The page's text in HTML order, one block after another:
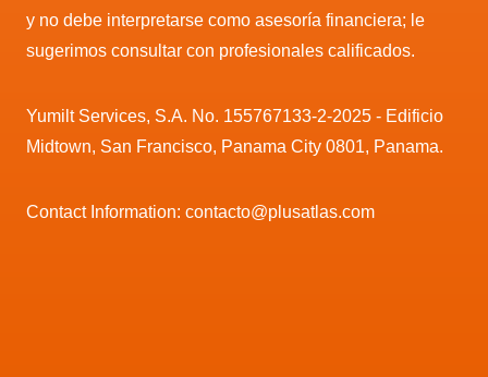
y no debe interpretarse como asesoría financiera; le
sugerimos consultar con profesionales calificados.
Yumilt Services, S.A. No. 155767133-2-2025 - Edificio
Midtown, San Francisco, Panama City 0801, Panama.
Contact Information: contacto@plusatlas.com